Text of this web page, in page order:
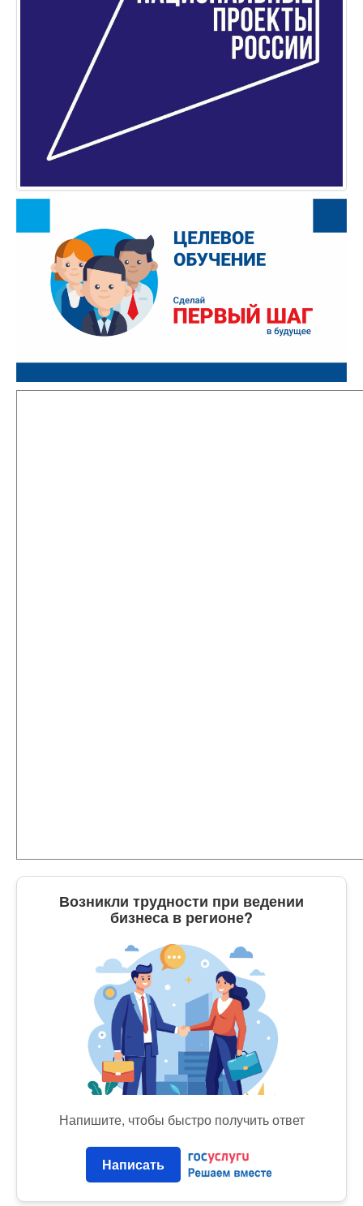
Возникли трудности при ведении
бизнеса в регионе?
Напишите, чтобы быстро получить ответ
Написать